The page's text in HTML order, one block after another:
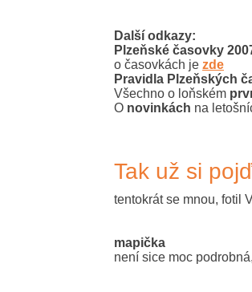
Další odkazy:
Plzeňské časovky
o časovkách je zde
Pravidla Plzeňských
Všechno o loňském
O novinkách na
Tak už si
tentokrát se mnou, fotil
mapička
není sice moc